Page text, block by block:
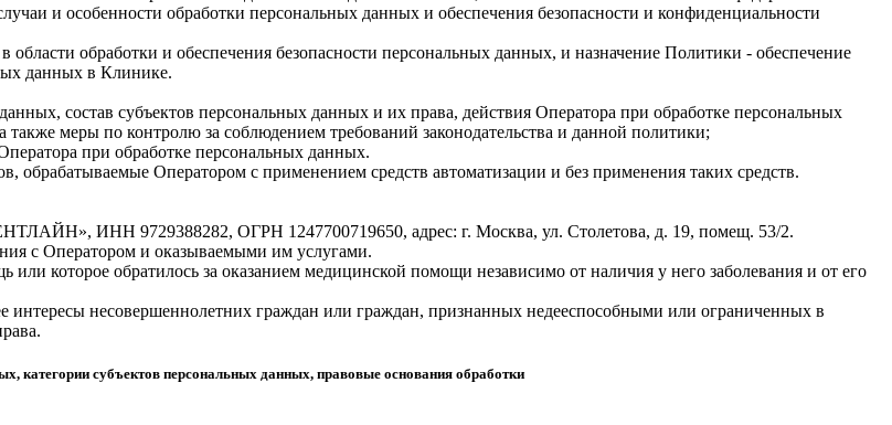
и особенности обработки персональных данных и обеспечения безопасности и конфиденциальности
области обработки и обеспечения безопасности персональных данных, и назначение Политики - обеспечение
данных в Клинике.
состав субъектов персональных данных и их права, действия Оператора при обработке персональных
меры по контролю за соблюдением требований законодательства и данной политики;
при обработке персональных данных.
обрабатываемые Оператором с применением средств автоматизации и без применения таких средств.
ИНН 9729388282, ОГРН 1247700719650, адрес: г. Москва, ул. Столетова, д. 19, помещ. 53/2.
с Оператором и оказываемыми им услугами.
которое обратилось за оказанием медицинской помощи независимо от наличия у него заболевания и от его
интересы несовершеннолетних граждан или граждан, признанных недееспособными или ограниченных в
категории субъектов персональных данных, правовые основания обработки